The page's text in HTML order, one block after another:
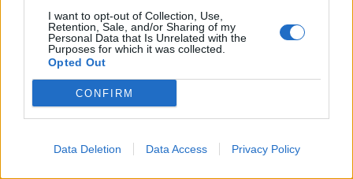
I want to opt-out of Collection, Use,
Retention, Sale, and/or Sharing of my
Personal Data that Is Unrelated with the
Purposes for which it was collected.
Opted Out
CONFIRM
Data Deletion Data Access Privacy Policy
manutenção dos meios de emergência
médica no concelho